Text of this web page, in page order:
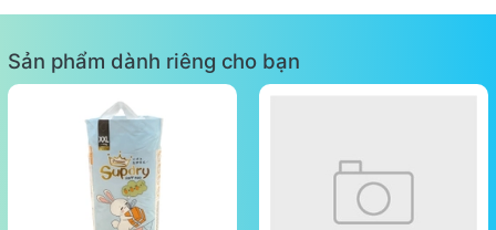
Sản phẩm dành riêng cho bạn